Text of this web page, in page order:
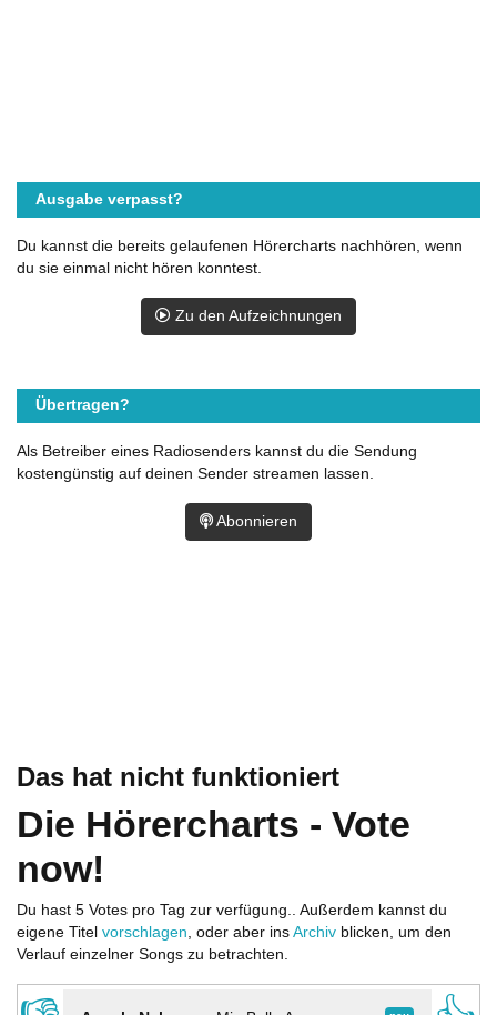
Das hat nicht funktioniert
Die Hörercharts - Vote
now!
Du hast 5 Votes pro Tag zur verfügung.. Außerdem kannst du
eigene Titel vorschlagen, oder aber ins Archiv blicken, um den
Verlauf einzelner Songs zu betrachten.
Ausgabe verpasst?
Du kannst die bereits gelaufenen Hörercharts nachhören, wenn
du sie einmal nicht hören konntest.
Zu den Aufzeichnungen
Übertragen?
Als Betreiber eines Radiosenders kannst du die Sendung
kostengünstig auf deinen Sender streamen lassen.
Abonnieren